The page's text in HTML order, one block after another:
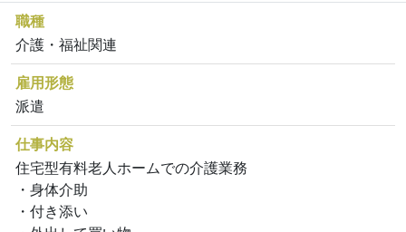
職種
介護・福祉関連
雇用形態
派遣
仕事内容
住宅型有料老人ホームでの介護業務
・身体介助
・付き添い